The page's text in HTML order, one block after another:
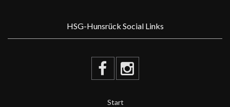
HSG-Hunsrück Social Links
Start